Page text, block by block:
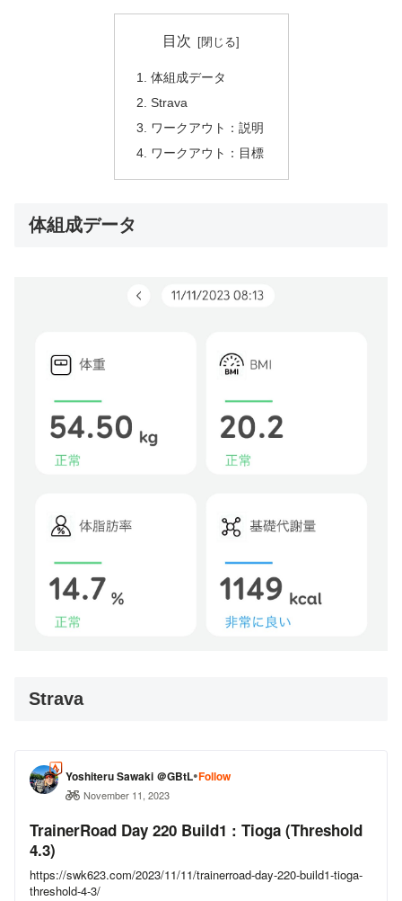
目次
体組成データ
Strava
ワークアウト：説明
ワークアウト：目標
体組成データ
Strava